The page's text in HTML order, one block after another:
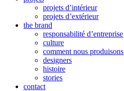
projets d’intérieur
projets d’extérieur
the brand
responsabilité d’entreprise
culture
comment nous produisons
designers
histoire
stories
contact